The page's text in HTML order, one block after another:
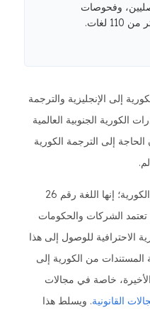
وفحوصات
لغات.
إلى الإنجليزية والترجمة
الكورية الجنوبية العالمية
الحاجة إلى الترجمة الكورية
أكثر من 80 مليون شخص يتحدثون الكورية؛ إنها اللغة رقم 26
تعتمد الشركات والحكومات
الاحترافية للوصول إلى هذا
المستندات من الكورية إلى
خاصة في مجالات
القانونية. ويسلط هذا